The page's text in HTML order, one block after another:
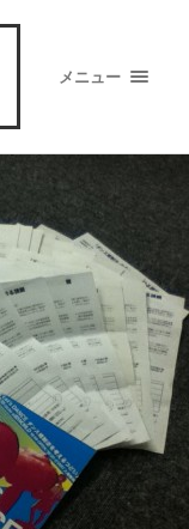
メニュー